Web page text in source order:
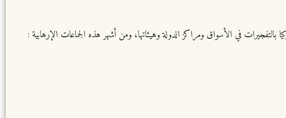
بالتفجيرات في الأسواق ومراكز الدولة وهيئاتها، ومن أشهر هذه الجماعات الإرهابية :